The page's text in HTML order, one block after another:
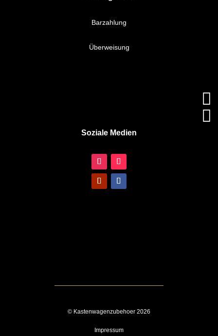
Barzahlung
Überweisung
Soziale Medien


© Kastenwagenzubehoer 2026
Impressum